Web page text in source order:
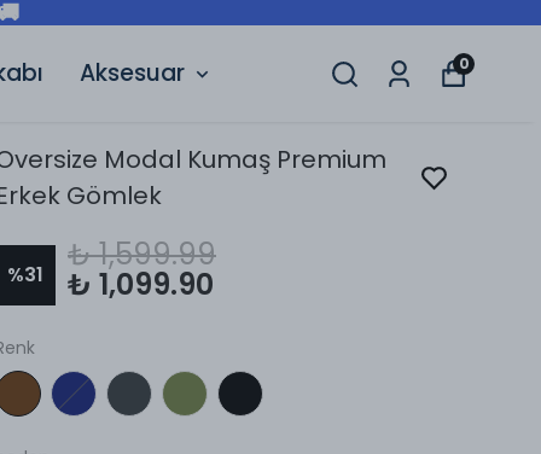
Aksesuar 0
Modal Kumaş Premium
Gömlek
%31
₺ 1,599.99
₺ 1,099.90